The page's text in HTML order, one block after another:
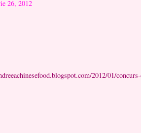
26, 2012
2012/01/